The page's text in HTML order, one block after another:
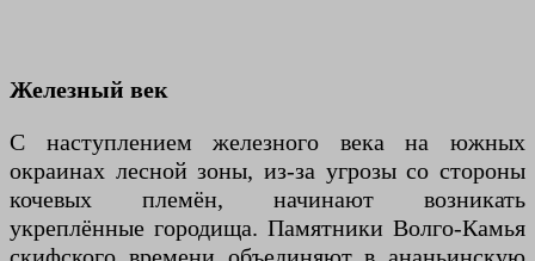
Железный век
С наступлением железного века на южных
окраинах лесной зоны, из-за угрозы со стороны
кочевых племён, начинают возникать
укреплённые городища. Памятники Волго-Камья